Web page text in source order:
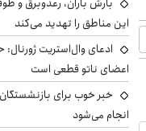
این مناطق را تهدید می‌کند
ادعای وال‌استریت ژورنال:
اعضای ناتو قطعی است
خبر خوب برای
انجام می‌شود